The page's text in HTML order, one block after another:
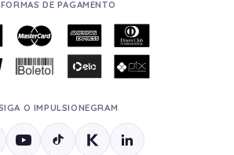
FORMAS DE PAGAMENTO